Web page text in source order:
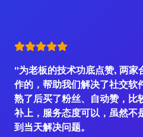
"为老板的技术功底点赞, 两家
作的，帮助我们解决了社交软
熟了后买了粉丝、自动赞，比
补上，服务态度可以，虽然不
到当天解决问题。